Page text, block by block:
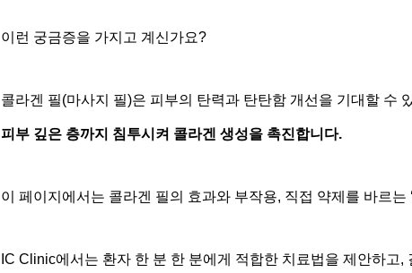
이런 궁금증을 가지고 계신가요?
콜라겐 필(마사지 필)은 피부의 탄력과 탄탄함 개선을 기대할 수
피부 깊은 층까지 침투시켜 콜라겐 생성을 촉진합니다.
이 페이지에서는 콜라겐 필의 효과와 부작용, 직접 약제를 바르는
IC Clinic에서는 환자 한 분 한 분에게 적합한 치료법을 제안하고,